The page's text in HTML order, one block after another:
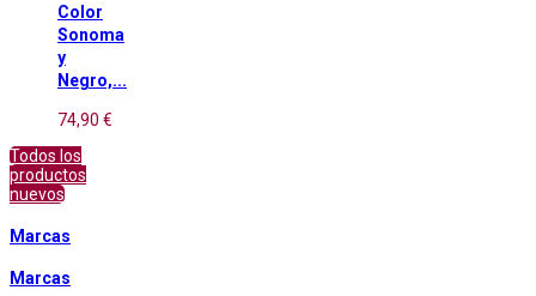
Color
Sonoma
y
Negro,...
74,90 €
Todos los
productos
nuevos
Marcas
Marcas